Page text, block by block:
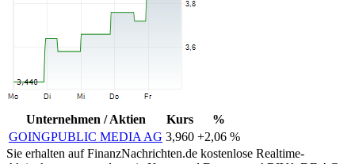
Unternehmen / Aktien Kurs
%
GOINGPUBLIC MEDIA AG 3,960 +2,06 %
Sie erhalten auf FinanzNachrichten.de kostenlose Realtime-